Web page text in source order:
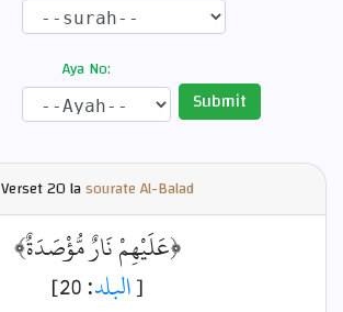
Aya No:
Submit
Verset20 lasourate Al-Balad
﴿عَلَيْهِمْ نَارٌ مُّؤْصَدَةٌ﴾
[البلد: 20]